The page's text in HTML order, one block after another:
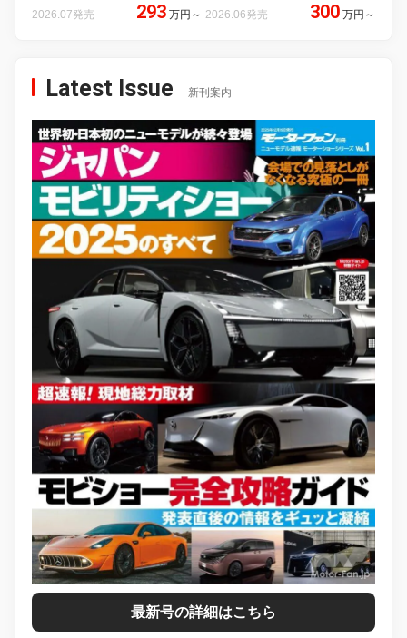
2026.07発売 293 万円 ～ 2026.06発売 300 万円 ～
Latest Issue 新刊案内
最新号の詳細はこちら